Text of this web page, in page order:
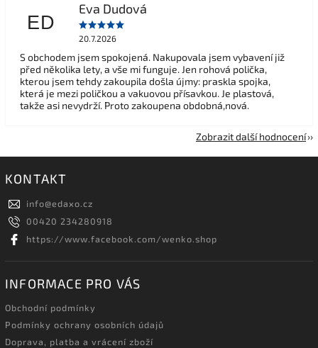
ED
Eva Dudová
20.7.2026
S obchodem jsem spokojená. Nakupovala jsem vybavení již
před několika lety, a vše mi funguje. Jen rohová polička,
kterou jsem tehdy zakoupila došla újmy: praskla spojka,
která je mezi poličkou a vakuovou přísavkou. Je plastová,
takže asi nevydrží. Proto zakoupena obdobná,nová.
Zobrazit další hodnocení
KONTAKT
info@edaxo.cz
00420 234280918
https://www.facebook.com/wenko.shop
INFORMACE PRO VÁS
Obchodní podmínky
Podmínky ochrany osobních údajů
Doprava, platba a vrácení zboží